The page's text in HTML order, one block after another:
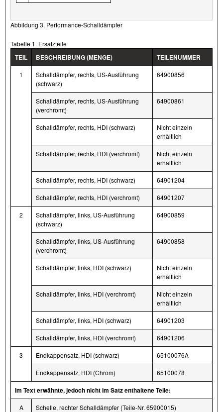
Abbildung 3. Performance-Schalldämpfer
Tabelle 1. Ersatzteile
TEIL BESCHREIBUNG (MENGE) TEILENUMMER
1
Schalldämpfer, rechts, US-Ausführung
(schwarz)
64900856
Schalldämpfer, rechts, US-Ausführung
(verchromt)
64900861
Schalldämpfer, rechts, HDI (schwarz)
Nicht einzeln
erhältlich
Schalldämpfer, rechts, HDI (verchromt)
Nicht einzeln
erhältlich
Schalldämpfer, rechts, HDI (schwarz) 64901204
Schalldämpfer, rechts, HDI (verchromt) 64901207
2
Schalldämpfer, links, US-Ausführung
(schwarz)
64900859
Schalldämpfer, links, US-Ausführung
(verchromt)
64900858
Schalldämpfer, links, HDI (schwarz)
Nicht einzeln
erhältlich
Schalldämpfer, links, HDI (verchromt)
Nicht einzeln
erhältlich
Schalldämpfer, links, HDI (schwarz) 64901203
Schalldämpfer, links, HDI (verchromt) 64901206
3 Endkappensatz, HDI (schwarz) 65100076A
Endkappensatz, HDI (Chrom) 65100078
Im Text erwähnte, jedoch nicht im Satz enthaltene Teile:
A Schelle, rechter Schalldämpfer (Teile-Nr. 65900015)